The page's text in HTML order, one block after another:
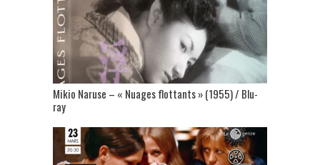
Mikio Naruse – « Nuages flottants » (1955) / Blu-
ray